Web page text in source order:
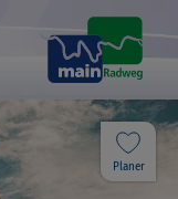
Planer